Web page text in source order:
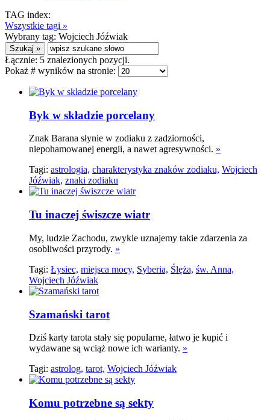
TAG index:
Wszystkie tagi »
Wybrany tag: Wojciech Jóźwiak
Łącznie: 5 znalezionych pozycji.
Pokaż # wyników na stronie:
Byk w składzie porcelany
Znak Barana słynie w zodiaku z zadziorności,
niepohamowanej energii, a nawet agresywności. »
Tagi: astrologia, charakterystyka znaków zodiaku, Wojciech
Jóźwiak, znaki zodiaku
Tu inaczej świszcze wiatr
My, ludzie Zachodu, zwykle uznajemy takie zdarzenia za
osobliwości przyrody. »
Tagi: Łysiec, miejsca mocy, Syberia, Ślęża, św. Anna,
Wojciech Jóźwiak
Szamański tarot
Dziś karty tarota stały się popularne, łatwo je kupić i
wydawane są wciąż nowe ich warianty. »
Tagi: astrolog, tarot, Wojciech Jóźwiak
Komu potrzebne są sekty